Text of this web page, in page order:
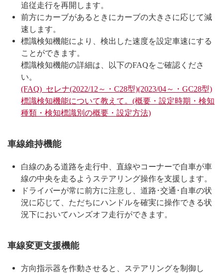
追従走行を再開します。
前方にカーブがあるときにカーブの大きさに応じて減
速します。
標識検知機能により、検出した速度を設定車速にする
ことができます。
標識検知機能の詳細は、以下のFAQをご確認くださ
い。
(FAQ) セレナ(2022/12～・C28型)(2023/04～・GC28型)
標識検知機能について教えて。(概要・設定時期・検知
種類・検知標識別の概要・設定方法)
車線維持機能
白線のある道路を走行中、直線やコーナーで自車が車
線の中央を走るようステアリング操作を支援します。
ドライバーが常に前方に注意し、道路･交通･自車の状
況に応じて、ただちにハンドルを確実に操作できる状
況下においてハンズオフ走行ができます。
車線変更支援機能
方向指示器を作動させると、ステアリングを制御し